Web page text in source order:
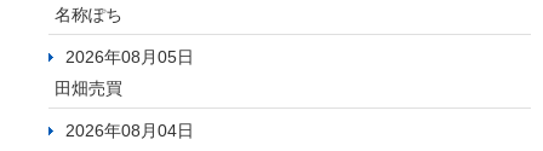
名称ぽち
2026年08月05日
田畑売買
2026年08月04日